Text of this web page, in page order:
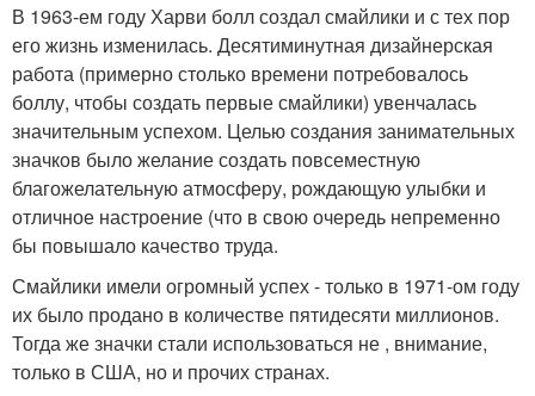
В 1963-ем году Харви болл создал смайлики и с тех пор
его жизнь изменилась. Десятиминутная дизайнерская
работа (примерно столько времени потребовалось
боллу, чтобы создать первые смайлики) увенчалась
значительным успехом. Целью создания занимательных
значков было желание создать повсеместную
благожелательную атмосферу, рождающую улыбки и
отличное настроение (что в свою очередь непременно
бы повышало качество труда.
Смайлики имели огромный успех - только в 1971-ом году
их было продано в количестве пятидесяти миллионов.
Тогда же значки стали использоваться не , внимание,
только в США, но и прочих странах.